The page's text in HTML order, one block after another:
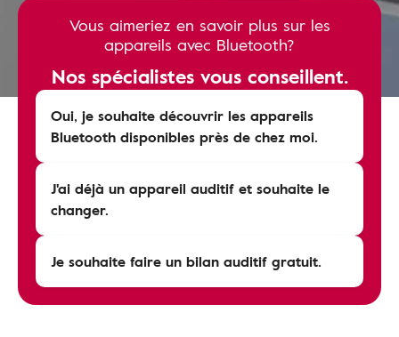
Vous aimeriez en savoir plus sur les
appareils avec Bluetooth?
Nos spécialistes vous conseillent.
Oui, je souhaite découvrir les appareils
Bluetooth disponibles près de chez moi.
J'ai déjà un appareil auditif et souhaite le
changer.
Je souhaite faire un bilan auditif gratuit.